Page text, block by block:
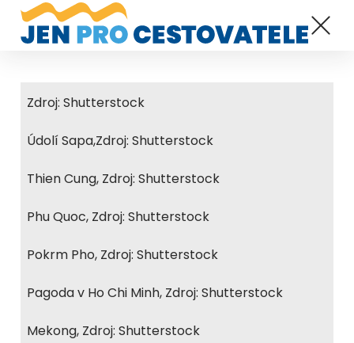
Zdroj: Shutterstock
Údolí Sapa,Zdroj: Shutterstock
Thien Cung, Zdroj: Shutterstock
Phu Quoc, Zdroj: Shutterstock
Pokrm Pho, Zdroj: Shutterstock
Pagoda v Ho Chi Minh, Zdroj: Shutterstock
Mekong, Zdroj: Shutterstock